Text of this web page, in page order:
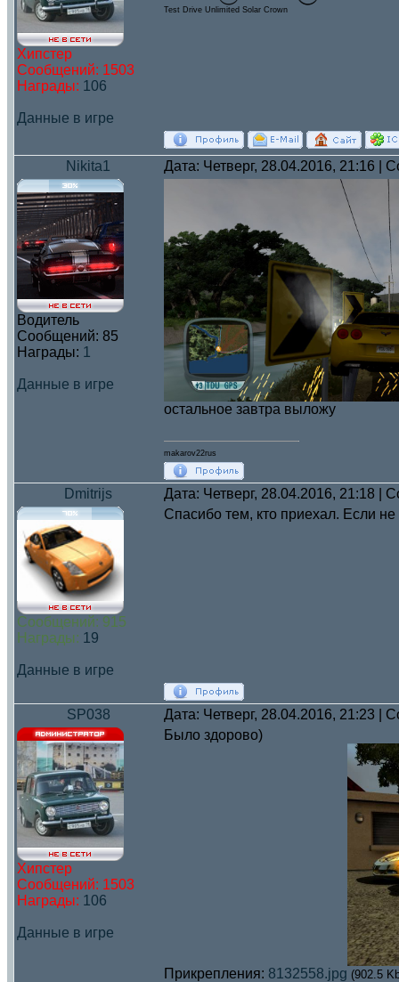
Хипстер
Сообщений: 1503
Награды: 106
Данные в игре
Test Drive Unlimited Solar Crown
Nikita1 Дата: Четверг, 28.04.2016, 21:16 |
Водитель
Сообщений: 85
Награды: 1
Данные в игре
остальное завтра выложу
makarov22rus
Dmitrijs Дата: Четверг, 28.04.2016, 21:18 |
Сообщений: 915
Награды: 19
Данные в игре
Спасибо тем, кто приехал. Если
SP038 Дата: Четверг, 28.04.2016, 21:23 |
Хипстер
Сообщений: 1503
Награды: 106
Данные в игре
Было здорово)
Прикрепления: 8132558.jpg (902.5